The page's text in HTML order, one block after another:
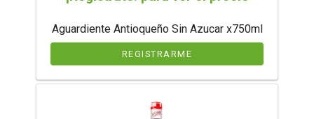
Aguardiente Antioqueño Sin Azucar x750ml
REGISTRARME